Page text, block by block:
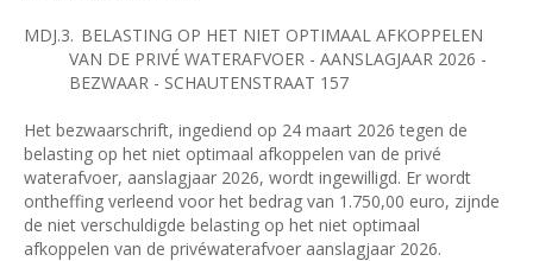
MDJ.3. BELASTING OP HET NIET OPTIMAAL AFKOPPELEN
VAN DE PRIVÉ WATERAFVOER - AANSLAGJAAR 2026 -
BEZWAAR - SCHAUTENSTRAAT 157
Het bezwaarschrift, ingediend op 24 maart 2026 tegen de
belasting op het niet optimaal afkoppelen van de privé
waterafvoer, aanslagjaar 2026, wordt ingewilligd. Er wordt
ontheffing verleend voor het bedrag van 1.750,00 euro, zijnde
de niet verschuldigde belasting op het niet optimaal
afkoppelen van de privéwaterafvoer aanslagjaar 2026.